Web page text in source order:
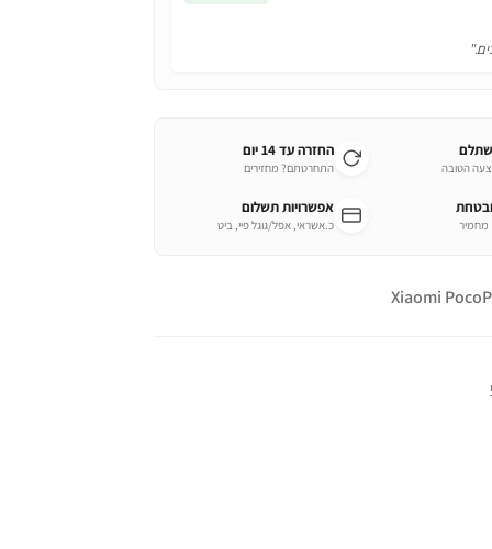
הטובה
החזרה עד 14 יום
התחרטתם? מחזירים
אפשרויות תשלום
כ.אשראי, אפל/גוגל פיי, ביט